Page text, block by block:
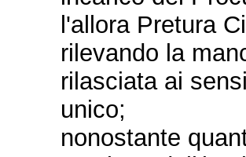
l'allora Pretura
rilevando la
rilasciata ai
unico;
nonostante